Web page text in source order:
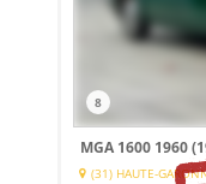
8
MGA 1600 1960
(31) HAUTE-